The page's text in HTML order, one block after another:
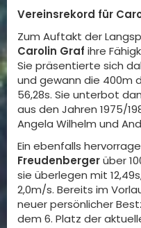
Vereinsrekord für
Zum Auftakt der
Carolin Graf ihre
Sie präsentierte sich
und gewann die 400m
56,28s. Sie unterbot
aus den Jahren 1975/
Angela Wilhelm und
Ein ebenfalls
Freudenbergerüber
sie überlegen mit
2,0m/s. Bereits im
neuer persönlicher
dem 6. Platz der